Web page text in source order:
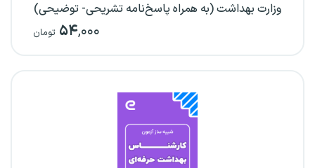
وزارت بهداشت (به همراه پاسخ‌نامه تشریحی- توضیحی)
۵۴,۰۰۰ تومان